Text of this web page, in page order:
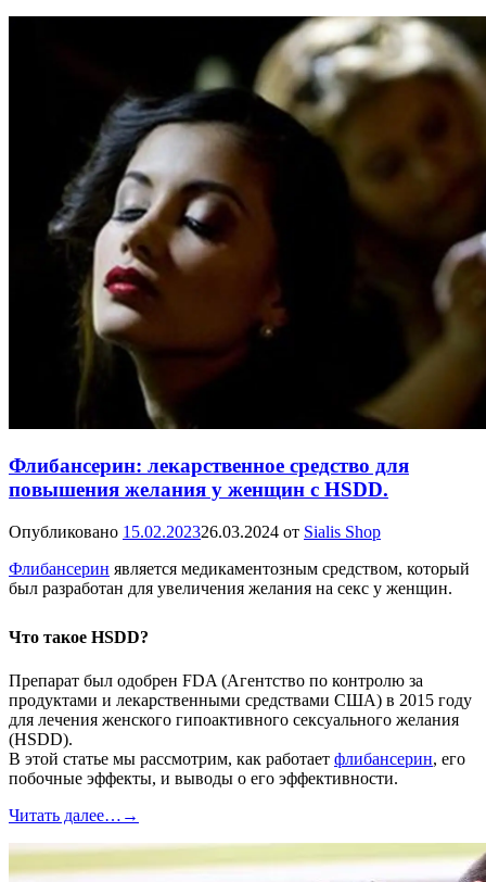
Флибансерин: лекарственное средство для
повышения желания у женщин с HSDD.
Опубликовано 15.02.202326.03.2024 от Sialis Shop
Флибансерин является медикаментозным средством, который
был разработан для увеличения желания на секс у женщин.
Что такое HSDD?
Препарат был одобрен FDA (Агентство по контролю за
продуктами и лекарственными средствами США) в 2015 году
для лечения женского гипоактивного сексуального желания
(HSDD).
В этой статье мы рассмотрим, как работает флибансерин, его
побочные эффекты, и выводы о его эффективности.
Читать далее… →